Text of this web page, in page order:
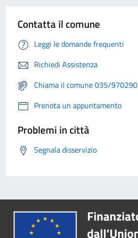
Contatta il comune
Leggi le domande frequenti
Richiedi Assistenza
Chiama il comune 035/970290
Prenota un appuntamento
Problemi in città
Segnala disservizio